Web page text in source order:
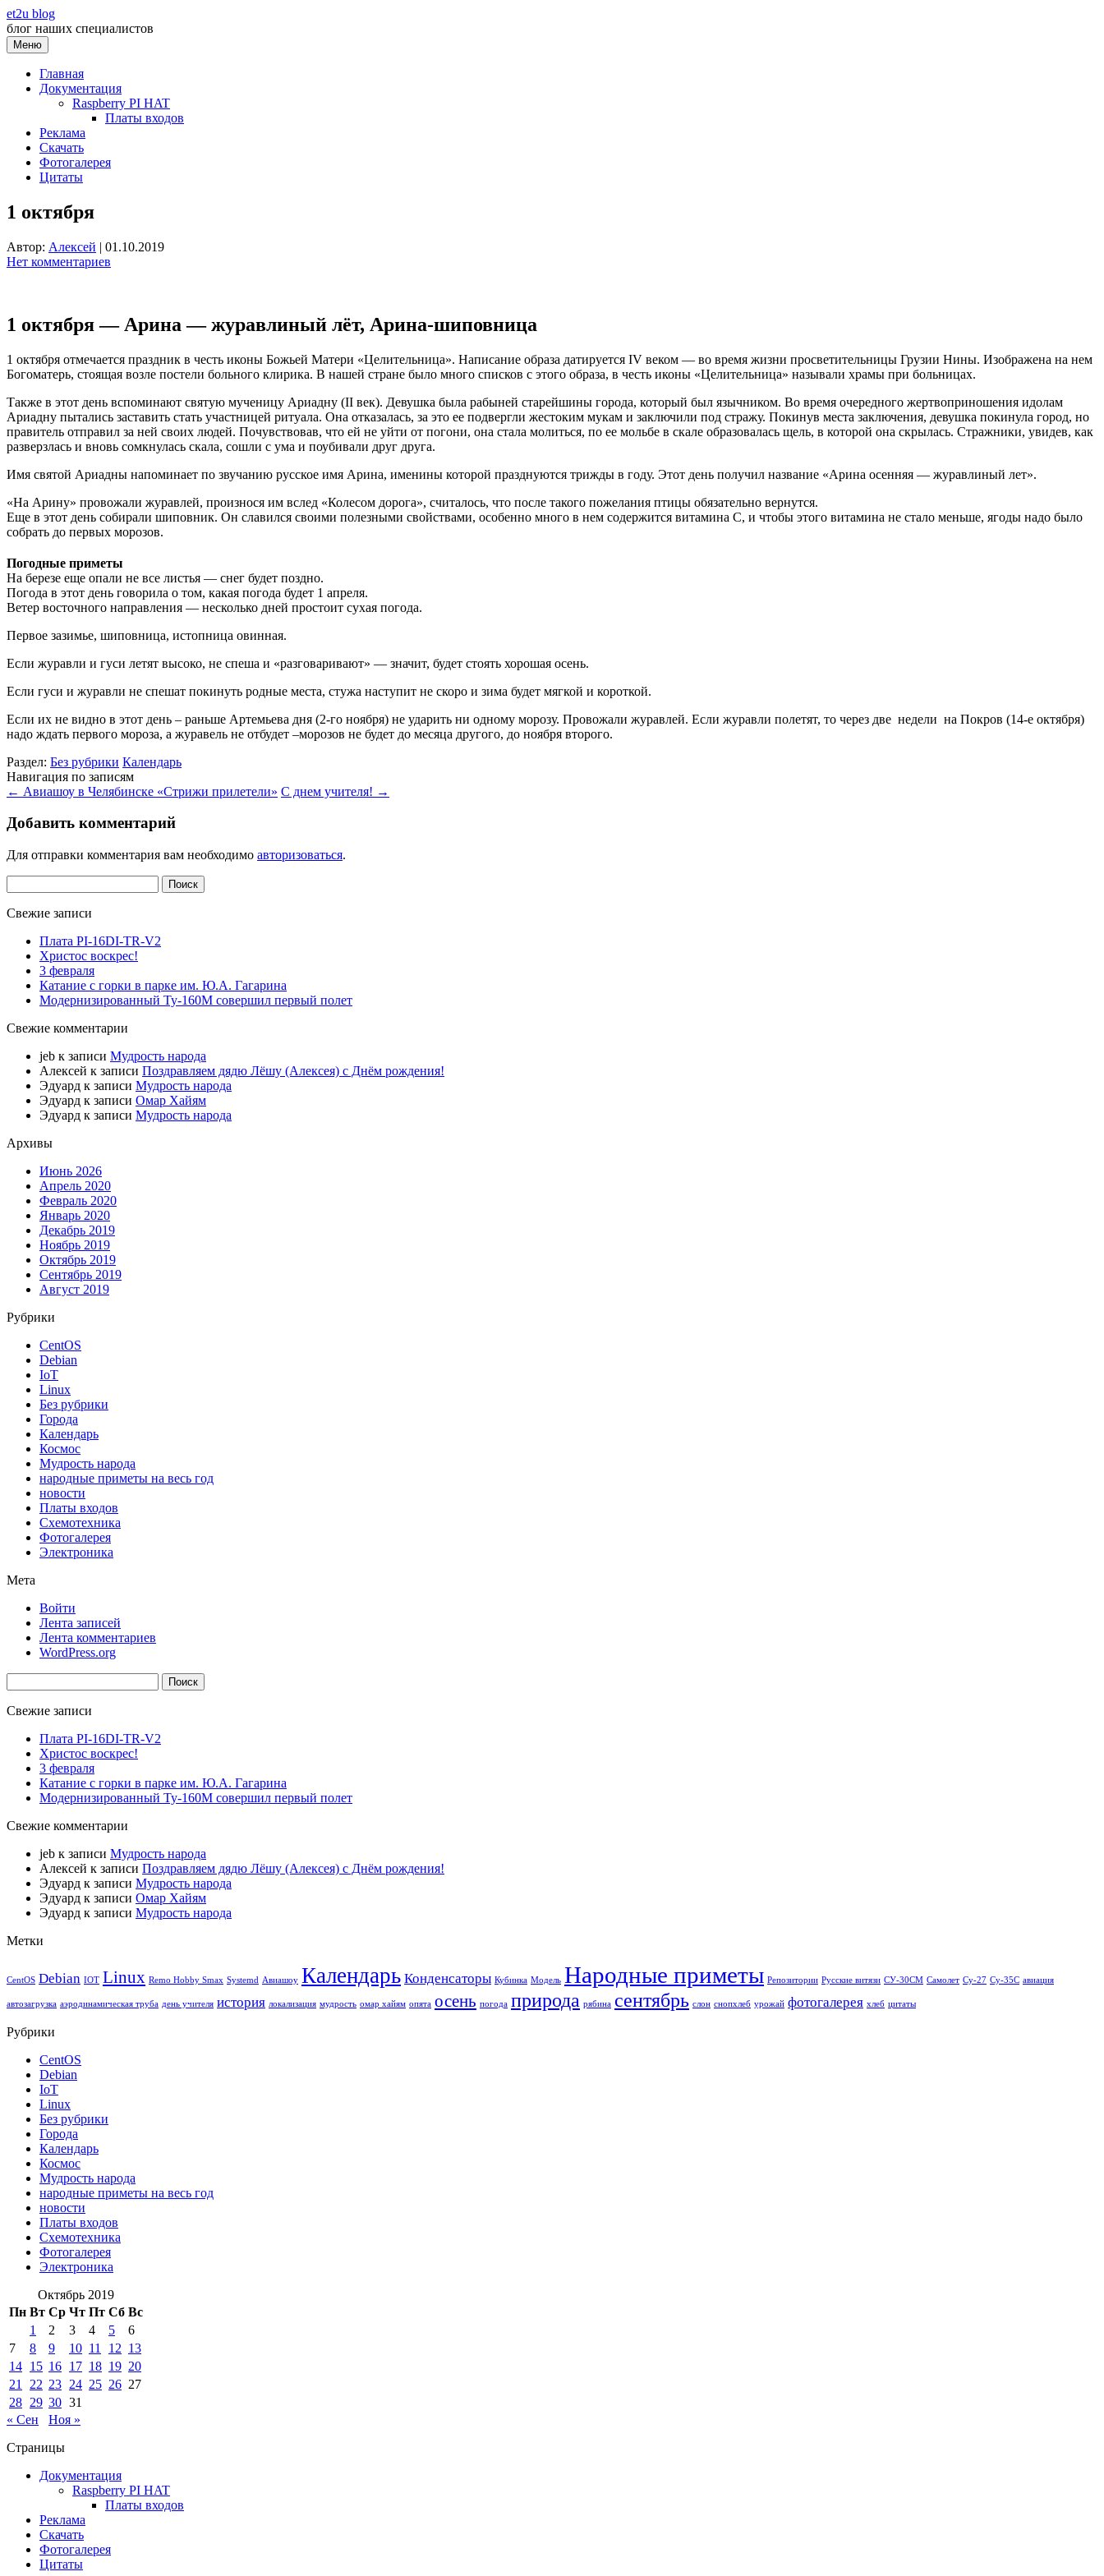
Перейти
к
содержимому
et2u blog
блог наших специалистов
Меню
Главная
Документация
Raspberry PI HAT
Платы входов
Реклама
Скачать
Фотогалерея
Цитаты
1 октября
Автор: Алексей | 01.10.2019
Нет комментариев
1 октября — Арина — журавлиный лёт, Арина-шиповница
1 октября отмечается праздник в честь иконы Божьей Матери «Целительница». Написание образа датируется IV веком — во время жизни просветительницы Грузии Нины. Изображена на нем
Богоматерь, стоящая возле постели больного клирика. В нашей стране было много списков с этого образа, в честь иконы «Целительница» называли храмы при больницах.
Также в этот день вспоминают святую мученицу Ариадну (II век). Девушка была рабыней старейшины города, который был язычником. Во время очередного жертвоприношения идолам
Ариадну пытались заставить стать участницей ритуала. Она отказалась, за это ее подвергли жестоким мукам и заключили под стражу. Покинув места заключения, девушка покинула город, но
правитель отправил за ней своих людей. Почувствовав, что ей не уйти от погони, она стала молиться, по ее мольбе в скале образовалась щель, в которой она скрылась. Стражники, увидев, как
разверзлась и вновь сомкнулась скала, сошли с ума и поубивали друг друга.
Имя святой Ариадны напоминает по звучанию русское имя Арина, именины которой празднуются трижды в году. Этот день получил название «Арина осенняя — журавлиный лет».
«На Арину» провожали журавлей, произнося им вслед «Колесом дорога», считалось, что после такого пожелания птицы обязательно вернутся.
Еще в этот день собирали шиповник. Он славился своими полезными свойствами, особенно много в нем содержится витамина С, и чтобы этого витамина не стало меньше, ягоды надо было
собрать до первых морозов.
Погодные приметы
На березе еще опали не все листья — снег будет поздно.
Погода в этот день говорила о том, какая погода будет 1 апреля.
Ветер восточного направления — несколько дней простоит сухая погода.
Первое зазимье, шиповница, истопница овинная.
Если журавли и гуси летят высоко, не спеша и «разговаривают» — значит, будет стоять хорошая осень.
Если гуси и журавли не спешат покинуть родные места, стужа наступит не скоро и зима будет мягкой и короткой.
Если их не видно в этот день – раньше Артемьева дня (2-го ноября) не ударить ни одному морозу. Провожали журавлей. Если журавли полетят, то через две недели на Покров (14-е октября)
надо ждать первого мороза, а журавель не отбудет –морозов не будет до месяца другого, до ноября второго.
Раздел: Без рубрики Календарь
Навигация по записям
← Авиашоу в Челябинске «Стрижи прилетели» С днем учителя! →
Добавить комментарий
Для отправки комментария вам необходимо авторизоваться.
Свежие записи
Плата PI-16DI-TR-V2
Христос воскрес!
3 февраля
Катание с горки в парке им. Ю.А. Гагарина
Модернизированный Ту-160М совершил первый полет
Свежие комментарии
jeb к записи Мудрость народа
Алексей к записи Поздравляем дядю Лёшу (Алексея) с Днём рождения!
Эдуард к записи Мудрость народа
Эдуард к записи Омар Хайям
Эдуард к записи Мудрость народа
Архивы
Июнь 2026
Апрель 2020
Февраль 2020
Январь 2020
Декабрь 2019
Ноябрь 2019
Октябрь 2019
Сентябрь 2019
Август 2019
Рубрики
CentOS
Debian
IoT
Linux
Без рубрики
Города
Календарь
Космос
Мудрость народа
народные приметы на весь год
новости
Платы входов
Схемотехника
Фотогалерея
Электроника
Мета
Войти
Лента записей
Лента комментариев
WordPress.org
Свежие записи
Плата PI-16DI-TR-V2
Христос воскрес!
3 февраля
Катание с горки в парке им. Ю.А. Гагарина
Модернизированный Ту-160М совершил первый полет
Свежие комментарии
jeb к записи Мудрость народа
Алексей к записи Поздравляем дядю Лёшу (Алексея) с Днём рождения!
Эдуард к записи Мудрость народа
Эдуард к записи Омар Хайям
Эдуард к записи Мудрость народа
Метки
CentOS Debian IOT Linux Remo Hobby Smax Systemd Авиашоу Календарь Конденсаторы Кубинка Модель Народные приметы Репозитории Русские витязи СУ-30СМ Самолет Су-27 Су-35С авиация
автозагрузка аэродинамическая труба день учителя история локализация мудрость омар хайям опята осень погода природа рябина сентябрь слон снопхлеб урожай фотогалерея хлеб цитаты
Рубрики
CentOS
Debian
IoT
Linux
Без рубрики
Города
Календарь
Космос
Мудрость народа
народные приметы на весь год
новости
Платы входов
Схемотехника
Фотогалерея
Электроника
Октябрь 2019
Пн Вт Ср Чт Пт Сб Вс
1
2 3 4 5
6
7
8 9 10 11 12 13
14 15 16 17 18 19 20
21
22 23 24 25 26 27
28 29 30 31
« Сен
Ноя »
Страницы
Документация
Raspberry PI HAT
Платы входов
Реклама
Скачать
Фотогалерея
Цитаты